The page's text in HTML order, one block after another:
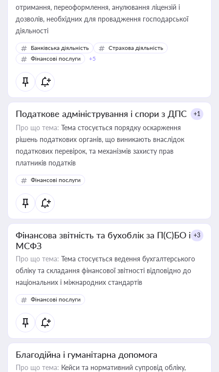
отримання, переоформлення, анулювання ліцензій і
дозволів, необхідних для провадження господарської
діяльності
Банківська діяльність
Страхова діяльність
Фінансові послуги
+5
Податкове адміністрування і спори з ДПС +1
Про що тема: Тема стосується порядку оскарження
рішень податкових органів, що виникають внаслідок
податкових перевірок, та механізмів захисту прав
платників податків
Фінансові послуги
Фінансова звітність та бухоблік за П(С)БО і
МСФЗ
+3
Про що тема: Тема стосується ведення бухгалтерського
обліку та складання фінансової звітності відповідно до
національних і міжнародних стандартів
Фінансові послуги
Благодійна і гуманітарна допомога
Про що тема: Кейси та нормативний супровід обліку,